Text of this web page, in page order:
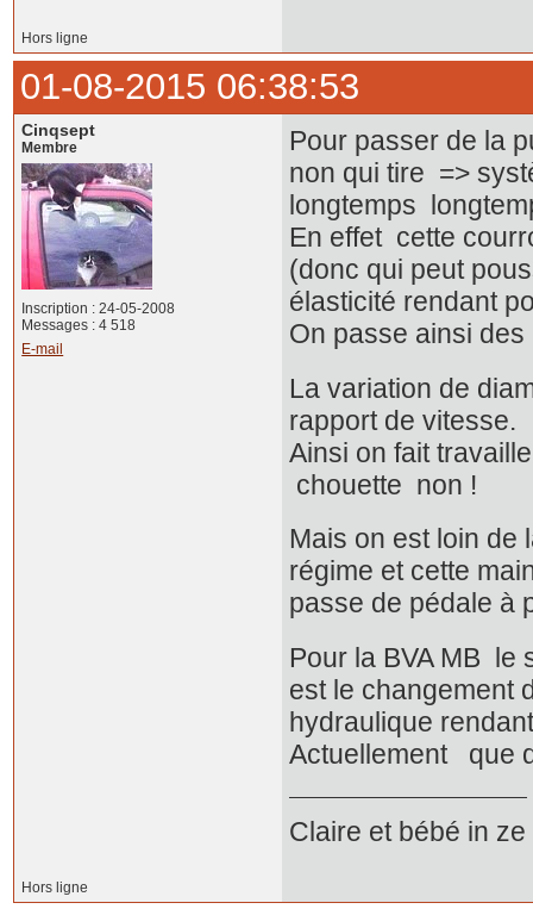
Hors ligne
01-08-2015 06:38:53
Cinqsept
Membre
Inscription : 24-05-2008
Messages : 4 518
E-mail
Pour passer de la
non qui tire =>
longtemps
En effet cette
(donc qui peut
élasticité rendant
On passe ainsi
La variation de
rapport de vitesse.
Ainsi on fait
chouette non !
Mais on est loin de
régime et cette
passe de pédale à
Pour la BVA MB le
est le changement
hydraulique
Actuellement que
Claire et bébé in
Hors ligne